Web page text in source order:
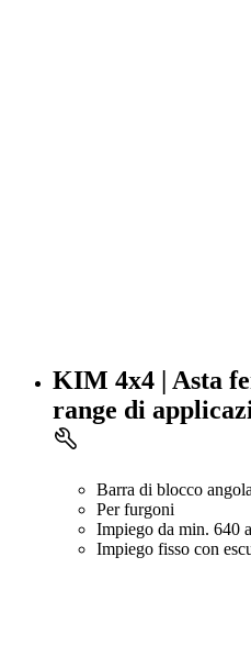
KIM 4x4 | Asta
range di
Barra di blocco
Per furgoni
Impiego da min. 640
Impiego fisso con